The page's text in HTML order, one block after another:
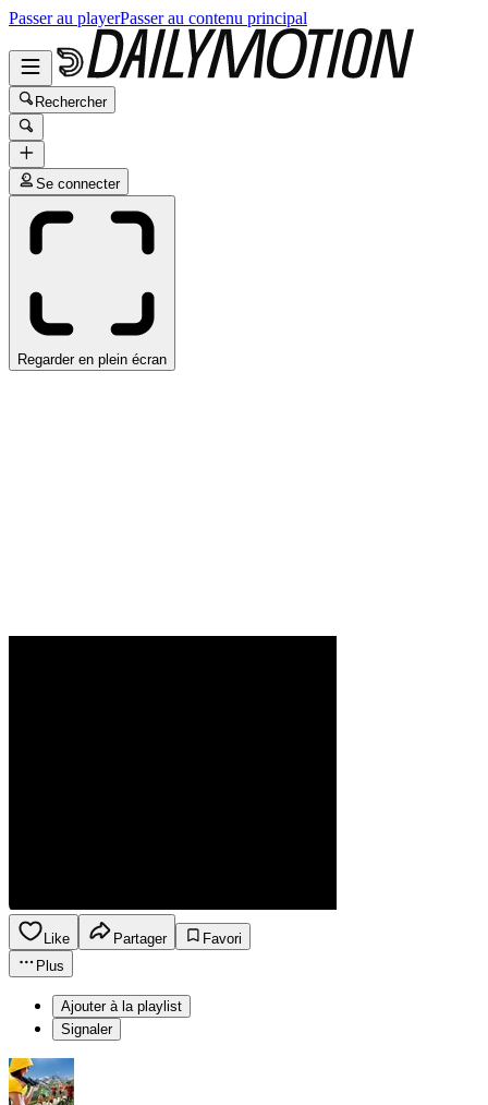
Passer au playerPasser au contenu principal
Rechercher
Se connecter
Regarder en plein écran
Like Partager
Favori
Plus
Ajouter à la playlist
Signaler